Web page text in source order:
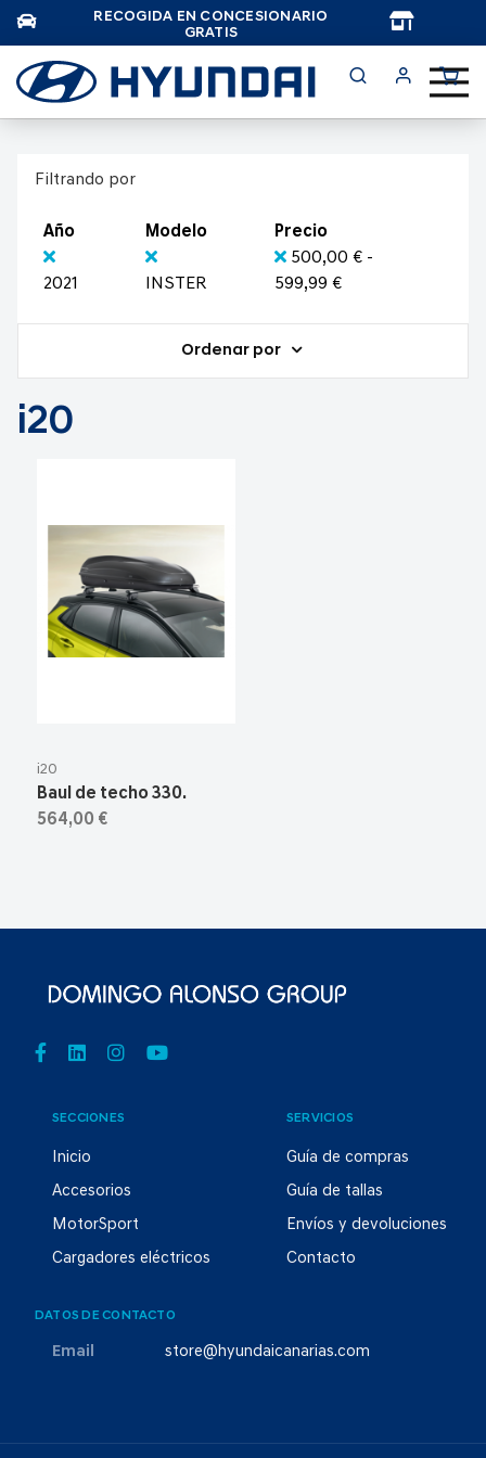
RECOGIDA EN CONCESIONARIO
GRATIS
Filtrando por
Año
2021
Modelo
INSTER
Precio
500,00 € -
599,99 €
Ordenar por
i20
i20
Baul de techo 330.
564,00 €
SECCIONES
Inicio
Accesorios
MotorSport
Cargadores eléctricos
SERVICIOS
Guía de compras
Guía de tallas
Envíos y devoluciones
Contacto
DATOS DE CONTACTO
Email store@hyundaicanarias.com